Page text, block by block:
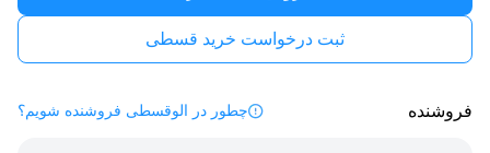
ثبت درخواست خرید قسطی
فروشنده چطور در الوقسطی فروشنده شویم؟